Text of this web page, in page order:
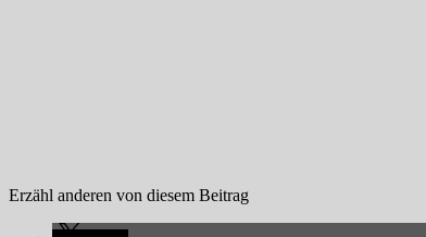
Erzähl anderen von diesem Beitrag